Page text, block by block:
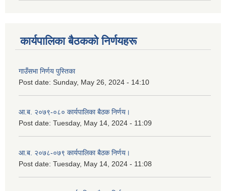
कार्यपालिका बैठकको निर्णयहरू
गाउँसभा निर्णय पुस्तिका
Post date: Sunday, May 26, 2024 - 14:10
आ.ब. २०७९-०८० कार्यपालिका बैठक निर्णय।
Post date: Tuesday, May 14, 2024 - 11:09
आ.ब. २०७८-०७९ कार्यपालिका बैठक निर्णय।
Post date: Tuesday, May 14, 2024 - 11:08